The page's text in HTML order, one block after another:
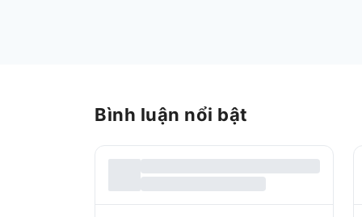
Bình luận nổi bật